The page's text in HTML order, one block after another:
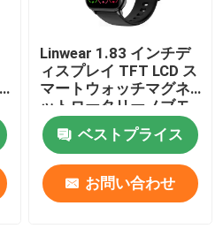
Linwear 1.83 インチデ
ィスプレイ TFT LCD ス
マートウォッチマグネ
ットロータリーノブモ
ダンファッション
ベストプライス
お問い合わせ